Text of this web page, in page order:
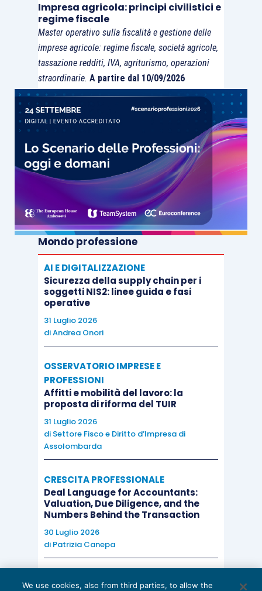
Impresa agricola: principi civilistici e
regime fiscale
Master operativo sulla fiscalità e gestione delle
imprese agricole: regime fiscale, società agricole,
tassazione redditi, IVA, agriturismo, operazioni
straordinarie. A partire dal 10/09/2026
Mondo professione
AI E DIGITALIZZAZIONE
Sicurezza della supply chain per i
soggetti NIS2: linee guida e fasi
operative
31 Luglio 2026
diAndrea Onori
OSSERVATORIO IMPRESE E
PROFESSIONI
Affitti e mobilità del lavoro: la
proposta di riforma del TUIR
31 Luglio 2026
di Settore Fisco e Diritto d’Impresa di
Assolombarda
CRESCITA PROFESSIONALE
Deal Language for Accountants:
Valuation, Due Diligence, and the
Numbers Behind the Transaction
30 Luglio 2026
di Patrizia Canepa
We use cookies, also from third parties, to allow the